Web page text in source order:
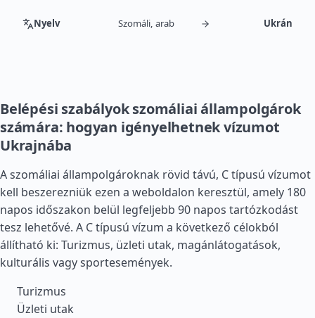
Nyelv Szomáli, arab Ukrán
Belépési szabályok szomáliai állampolgárok
számára: hogyan igényelhetnek vízumot
Ukrajnába
A szomáliai állampolgároknak rövid távú, C típusú vízumot
kell beszerezniük ezen a weboldalon keresztül, amely 180
napos időszakon belül legfeljebb 90 napos tartózkodást
tesz lehetővé. A C típusú vízum a következő célokból
állítható ki: Turizmus, üzleti utak, magánlátogatások,
kulturális vagy sportesemények.
Turizmus
Üzleti utak